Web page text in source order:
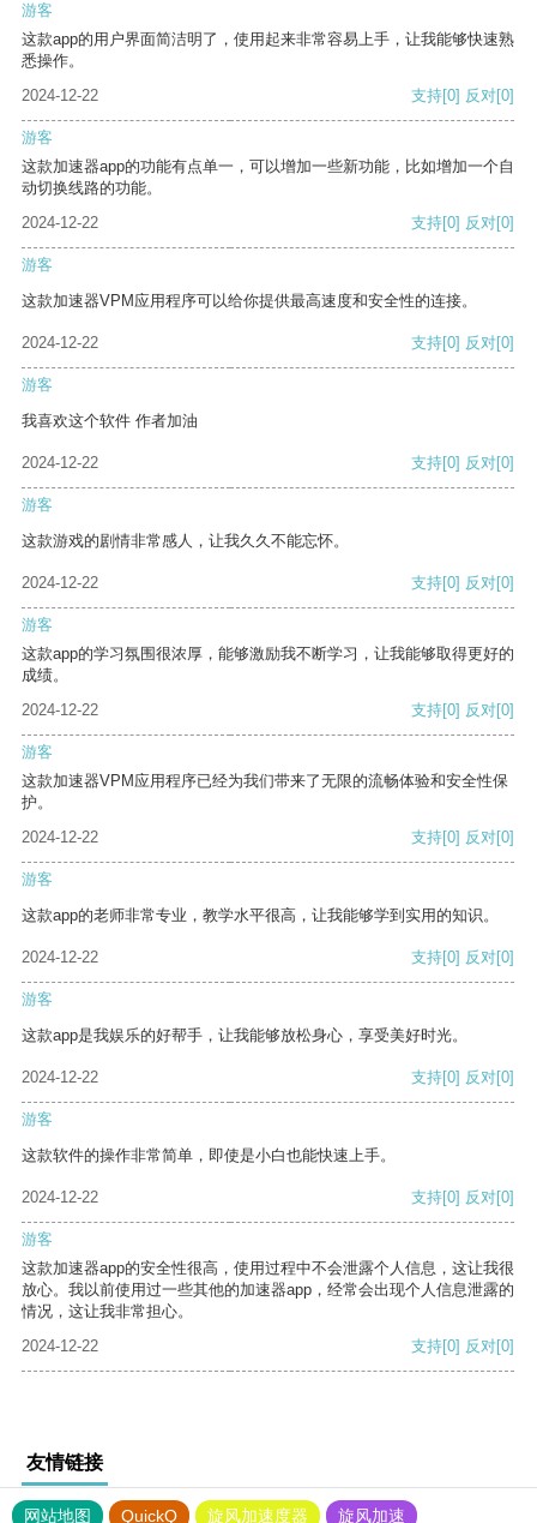
游客
这款app的用户界面简洁明了，使用起来非常容易上手，让我能够快速熟
悉操作。
2024-12-22
支持[0] 反对[0]
游客
这款加速器app的功能有点单一，可以增加一些新功能，比如增加一个自
动切换线路的功能。
2024-12-22
支持[0] 反对[0]
游客
这款加速器VPM应用程序可以给你提供最高速度和安全性的连接。
2024-12-22 支持[0] 反对[0]
游客
我喜欢这个软件 作者加油
2024-12-22 支持[0] 反对[0]
游客
这款游戏的剧情非常感人，让我久久不能忘怀。
2024-12-22 支持[0] 反对[0]
游客
这款app的学习氛围很浓厚，能够激励我不断学习，让我能够取得更好的
成绩。
2024-12-22
支持[0] 反对[0]
游客
这款加速器VPM应用程序已经为我们带来了无限的流畅体验和安全性保
护。
2024-12-22
支持[0] 反对[0]
游客
这款app的老师非常专业，教学水平很高，让我能够学到实用的知识。
2024-12-22 支持[0] 反对[0]
游客
这款app是我娱乐的好帮手，让我能够放松身心，享受美好时光。
2024-12-22 支持[0] 反对[0]
游客
这款软件的操作非常简单，即使是小白也能快速上手。
2024-12-22 支持[0] 反对[0]
游客
这款加速器app的安全性很高，使用过程中不会泄露个人信息，这让我很
放心。我以前使用过一些其他的加速器app，经常会出现个人信息泄露的
情况，这让我非常担心。
2024-12-22
支持[0] 反对[0]
友情链接
网站地图 QuickQ 旋风加速度器 旋风加速